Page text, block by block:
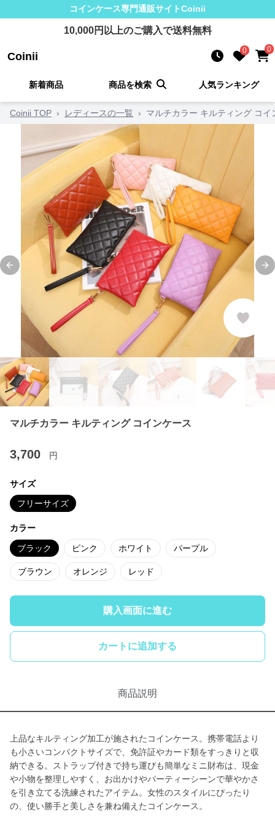
コインケース専門通販サイトCoinii
10,000円以上のご購入で送料無料
Coinii 0 0
新着商品 商品を検索 人気ランキング
Coinii TOP › レディースの一覧 › マルチカラー キルティング コイ
Previous slide
マルチカラー キルティング コインケース
3,700 円
サイズ
フリーサイズ
カラー
ブラック ピンク ホワイト パープル
ブラウン オレンジ レッド
購入画面に進む
カートに追加する
商品説明
上品なキルティング加工が施されたコインケース。携帯電話より
も小さいコンパクトサイズで、免許証やカード類をすっきりと収
納できる。ストラップ付きで持ち運びも簡単なミニ財布は、現金
や小物を整理しやすく、お出かけやパーティーシーンで華やかさ
を引き立てる洗練されたアイテム。女性のスタイルにぴったり
の、使い勝手と美しさを兼ね備えたコインケース。